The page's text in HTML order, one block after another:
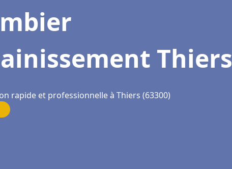
Thiers
rapide et professionnelle à Thiers (63300)